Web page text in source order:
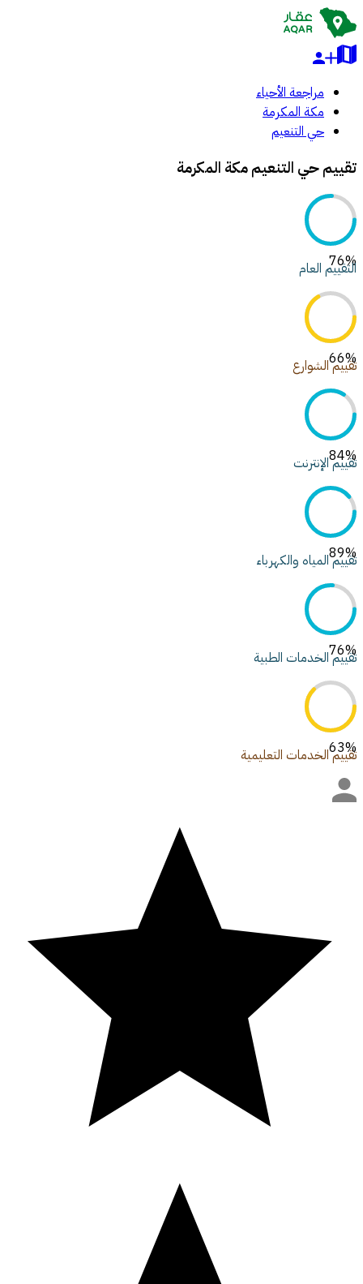
مراجعة الأحياء
مكة المكرمة
حي التنعيم
تقييم حي التنعيم مكة المكرمة
76%
التقييم العام
66%
تقييم الشوارع
84%
تقييم الإنترنت
89%
تقييم المياه والكهرباء
76%
تقييم الخدمات الطبية
63%
تقييم الخدمات التعليمية